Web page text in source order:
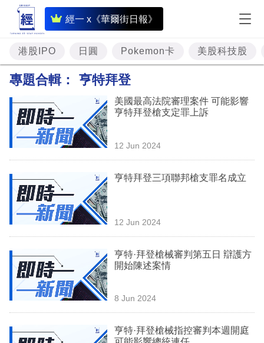
經一 x《華爾街日報》
即
時
財
經
投
資
理
業
科
技
港股IPO 日圓 Pokemon卡 美股科技股
專題合輯： 亨特拜登
美國最高法院審理案件 可能影響
亨特拜登槍支定罪上訴
12 Jun 2024
亨特拜登三項聯邦槍支罪名成立
12 Jun 2024
亨特·拜登槍械審判第五日 辯護方
開始陳述案情
8 Jun 2024
亨特·拜登槍械指控審判本週開庭